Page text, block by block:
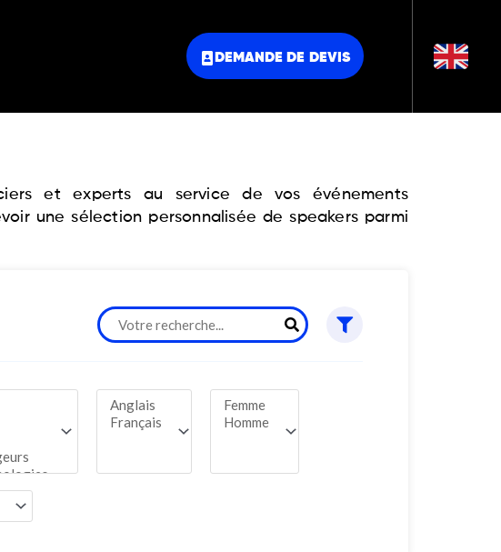
DEMANDE DE DEVIS
et experts au service de vos événements
une sélection personnalisée de speakers parmi